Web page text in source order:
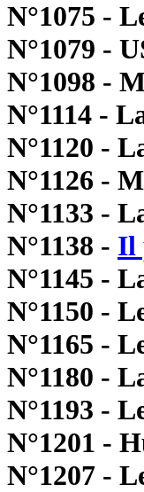
N°1075 -
N°1079 -
N°1098 -
N°1114 -
N°1120 -
N°1126 -
N°1133 -
N°1138 - Il
N°1145 -
N°1150 -
N°1165 -
N°1180 -
N°1193 -
N°1201 -
N°1207 -